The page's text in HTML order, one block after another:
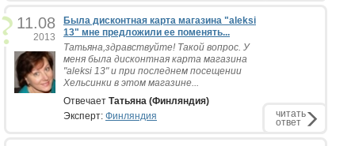
11.08
2013
Была дисконтная карта магазина "aleksi
13" мне предложили ее поменять...
Татьяна,здравствуйте! Такой вопрос. У
меня была дисконтная карта магазина
"aleksi 13" и при последнем посещении
Хельсинки в этом магазине...
Отвечает Татьяна (Финляндия)
Эксперт: Финляндия читать
ответ